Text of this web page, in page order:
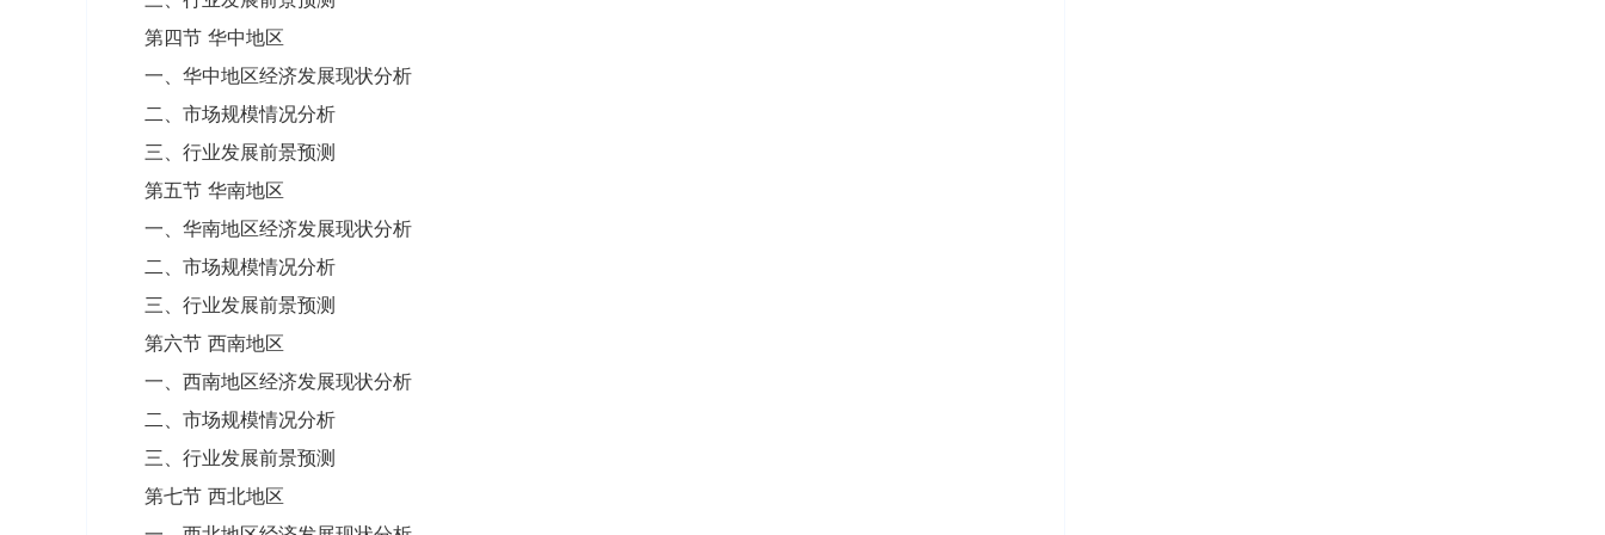
第四节 华中地区
一、华中地区经济发展现状分析
二、市场规模情况分析
三、行业发展前景预测
第五节 华南地区
一、华南地区经济发展现状分析
二、市场规模情况分析
三、行业发展前景预测
第六节 西南地区
一、西南地区经济发展现状分析
二、市场规模情况分析
三、行业发展前景预测
第七节 西北地区